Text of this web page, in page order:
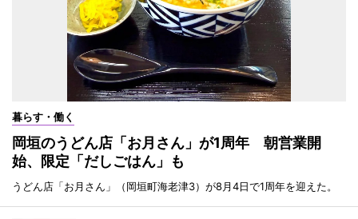
暮らす・働く
岡垣のうどん店「お月さん」が1周年 朝営業開
始、限定「だしごはん」も
うどん店「お月さん」（岡垣町海老津3）が8月4日で1周年を迎えた。